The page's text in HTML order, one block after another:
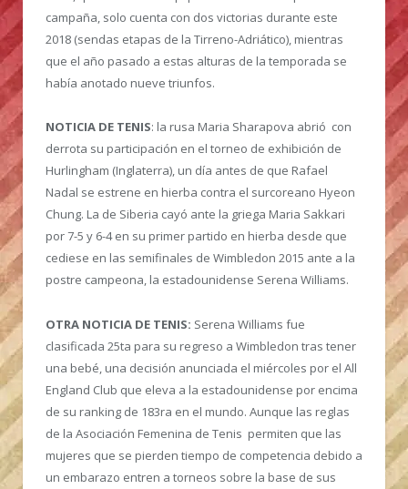
campaña, solo cuenta con dos victorias durante este
2018 (sendas etapas de la Tirreno-Adriático), mientras
que el año pasado a estas alturas de la temporada se
había anotado nueve triunfos.
NOTICIA DE TENIS: la rusa Maria Sharapova abrió con
derrota su participación en el torneo de exhibición de
Hurlingham (Inglaterra), un día antes de que Rafael
Nadal se estrene en hierba contra el surcoreano Hyeon
Chung. La de Siberia cayó ante la griega Maria Sakkari
por 7-5 y 6-4 en su primer partido en hierba desde que
cediese en las semifinales de Wimbledon 2015 ante a la
postre campeona, la estadounidense Serena Williams.
OTRA NOTICIA DE TENIS: Serena Williams fue
clasificada 25ta para su regreso a Wimbledon tras tener
una bebé, una decisión anunciada el miércoles por el All
England Club que eleva a la estadounidense por encima
de su ranking de 183ra en el mundo. Aunque las reglas
de la Asociación Femenina de Tenis permiten que las
mujeres que se pierden tiempo de competencia debido a
un embarazo entren a torneos sobre la base de sus